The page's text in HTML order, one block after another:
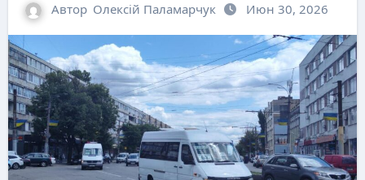
Автор Олексій Паламарчук Июн 30, 2026